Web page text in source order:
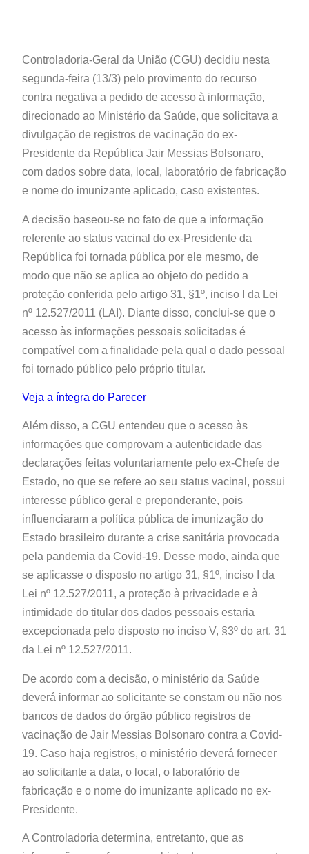
Controladoria-Geral da União (CGU) decidiu nesta
segunda-feira (13/3) pelo provimento do recurso
contra negativa a pedido de acesso à informação,
direcionado ao Ministério da Saúde, que solicitava a
divulgação de registros de vacinação do ex-
Presidente da República Jair Messias Bolsonaro,
com dados sobre data, local, laboratório de fabricação
e nome do imunizante aplicado, caso existentes.
A decisão baseou-se no fato de que a informação
referente ao status vacinal do ex-Presidente da
República foi tornada pública por ele mesmo, de
modo que não se aplica ao objeto do pedido a
proteção conferida pelo artigo 31, §1º, inciso I da Lei
nº 12.527/2011 (LAI). Diante disso, conclui-se que o
acesso às informações pessoais solicitadas é
compatível com a finalidade pela qual o dado pessoal
foi tornado público pelo próprio titular.
Veja a íntegra do Parecer
Além disso, a CGU entendeu que o acesso às
informações que comprovam a autenticidade das
declarações feitas voluntariamente pelo ex-Chefe de
Estado, no que se refere ao seu status vacinal, possui
interesse público geral e preponderante, pois
influenciaram a política pública de imunização do
Estado brasileiro durante a crise sanitária provocada
pela pandemia da Covid-19. Desse modo, ainda que
se aplicasse o disposto no artigo 31, §1º, inciso I da
Lei nº 12.527/2011, a proteção à privacidade e à
intimidade do titular dos dados pessoais estaria
excepcionada pelo disposto no inciso V, §3º do art. 31
da Lei nº 12.527/2011.
De acordo com a decisão, o ministério da Saúde
deverá informar ao solicitante se constam ou não nos
bancos de dados do órgão público registros de
vacinação de Jair Messias Bolsonaro contra a Covid-
19. Caso haja registros, o ministério deverá fornecer
ao solicitante a data, o local, o laboratório de
fabricação e o nome do imunizante aplicado no ex-
Presidente.
A Controladoria determina, entretanto, que as